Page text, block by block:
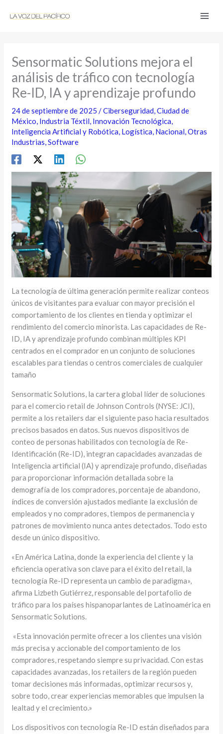
Sensormatic Solutions mejora el
análisis de tráfico con tecnología
Re-ID, IA y aprendizaje profundo
24 de septiembre de 2025/Ciberseguridad,Ciudad de
México, Industria Téxtil, Innovación Tecnológica,
Inteligencia Artificial y Robótica, Logística, Nacional,Otras
Industrias,Software
La tecnología de última generación permite realizar conteos
únicos de visitantes para evaluar con mayor precisión el
comportamiento de los clientes en tienda y optimizar el
rendimiento del comercio minorista. Las capacidades de Re-
ID, IA y aprendizaje profundo combinan múltiples KPI
centrados en el comprador en un conjunto de soluciones
escalables para tiendas o centros comerciales de cualquier
tamaño
Sensormatic Solutions, la cartera global líder de soluciones
para el comercio retail de Johnson Controls (NYSE: JCI),
permite a los retailers dar el siguiente paso hacia resultados
precisos basados en datos. Sus nuevos dispositivos de
conteo de personas habilitados con tecnología de Re-
Identificación (Re-ID), integran capacidades avanzadas de
Inteligencia artificial (IA) y aprendizaje profundo, diseñadas
para proporcionar información detallada sobre la
demografía de los compradores, porcentaje de abandono,
índices de conversión ajustados mediante la exclusión de
empleados y no compradores, tiempos de permanencia y
patrones de movimiento nunca antes detectados. Todo esto
desde un único dispositivo.
«En América Latina, donde la experiencia del cliente y la
eficiencia operativa son clave para el éxito del retail, la
tecnología Re-ID representa un cambio de paradigma»,
afirma Lizbeth Gutiérrez, responsable del portafolio de
tráfico para los países hispanoparlantes de Latinoamérica en
Sensormatic Solutions.
«Esta innovación permite ofrecer a los clientes una visión
más precisa y accionable del comportamiento de los
compradores, respetando siempre su privacidad. Con estas
capacidades avanzadas, los retailers de la región pueden
tomar decisiones más informadas, optimizar recursos y,
sobre todo, crear experiencias memorables que impulsen la
lealtad y el crecimiento.»
Los dispositivos con tecnología Re-ID están diseñados para